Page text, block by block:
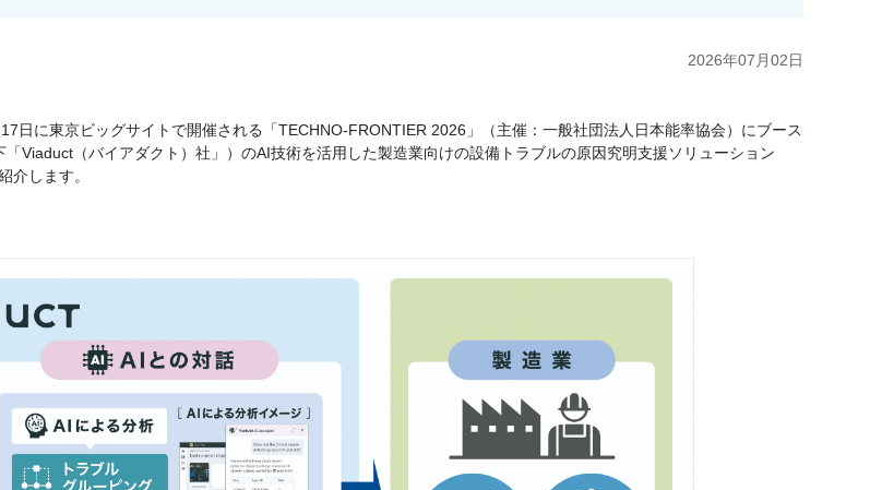
2026年07月02日
に東京ビッグサイトで開催される「TECHNO-FRONTIER 2026」（主催：一般社団法人日本能率協会）にブース
「Viaduct（バイアダクト）社」）のAI技術を活用した製造業向けの設備トラブルの原因究明支援ソリューション
介します。